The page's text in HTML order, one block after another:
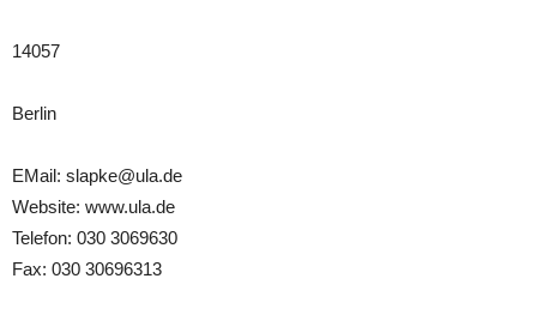
14057
Berlin
EMail: slapke@ula.de
Website: www.ula.de
Telefon: 030 3069630
Fax: 030 30696313